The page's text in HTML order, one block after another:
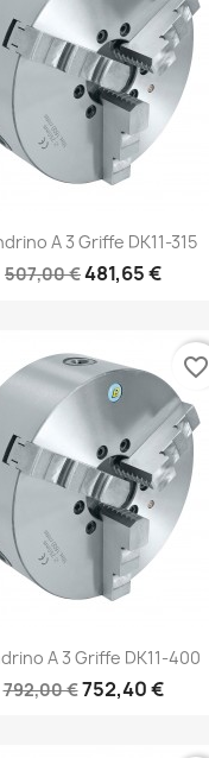
A 3 Griffe DK11-315
507,00 €481,65 €
A 3 Griffe DK11-400
792,00 €752,40 €
favorite_border